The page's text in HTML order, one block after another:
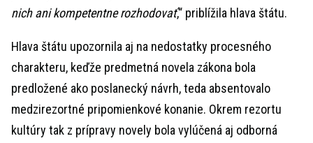
nich ani kompetentne rozhodovať,“ priblížila hlava štátu.
Hlava štátu upozornila aj na nedostatky procesného
charakteru, keďže predmetná novela zákona bola
predložené ako poslanecký návrh, teda absentovalo
medzirezortné pripomienkové konanie. Okrem rezortu
kultúry tak z prípravy novely bola vylúčená aj odborná